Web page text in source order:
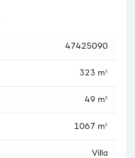
47425090
323 m²
49 m²
1067 m²
Villa